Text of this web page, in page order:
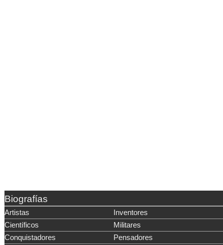
Biografías
Artistas
Inventores
Científicos
Militares
Conquistadores
Pensadores